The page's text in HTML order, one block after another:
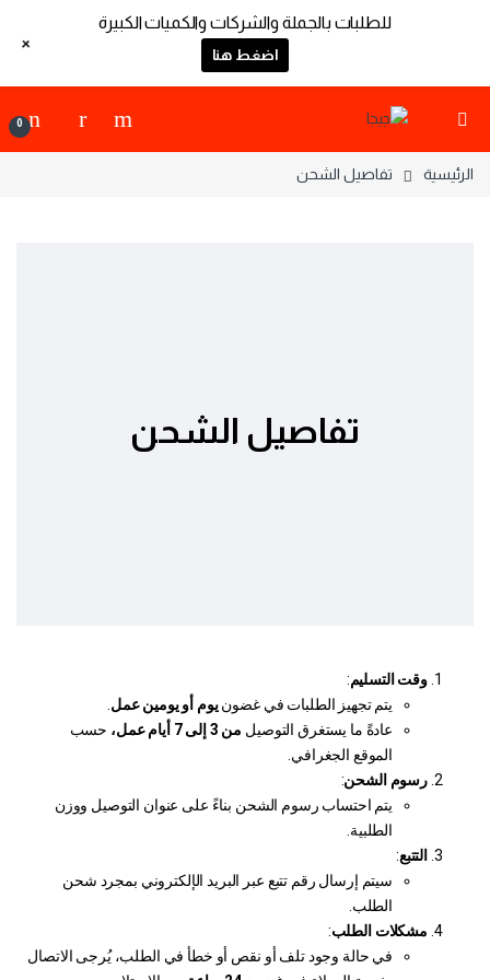
0
الرئيسية تفاصيل الشحن
تفاصيل الشحن
وقت التسليم:
يتم تجهيز الطلبات في غضونيوم أو يومين عمل
عادةً ما يستغرق التوصيل من 3 إلى 7 أيام عمل،
حسب
الموقع الجغرافي.
رسوم الشحن:
يتم احتساب رسوم الشحن بناءً على عنوان التوصيل ووزن
الطلبية.
التتبع:
سيتم إرسال رقم تتبع عبر البريد الإلكتروني بمجرد شحن
الطلب.
مشكلات الطلب:
في حالة وجود تلف أو نقص أو خطأ في الطلب، يُرجى الاتصال
للطلبات بالجملة والشركات والكميات الكبيرة
اضغط هنا +